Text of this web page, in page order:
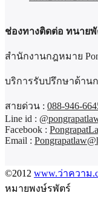
ช่องทางติดต่อ ทนาย
สำนักงานกฎหมาย
บริการรับปรึกษาด้าน
สายด่วน : 088-946-
Line id :
Facebook :
Email :
©2012 www.ว่าความ
หมายพงษ์รพัตร์